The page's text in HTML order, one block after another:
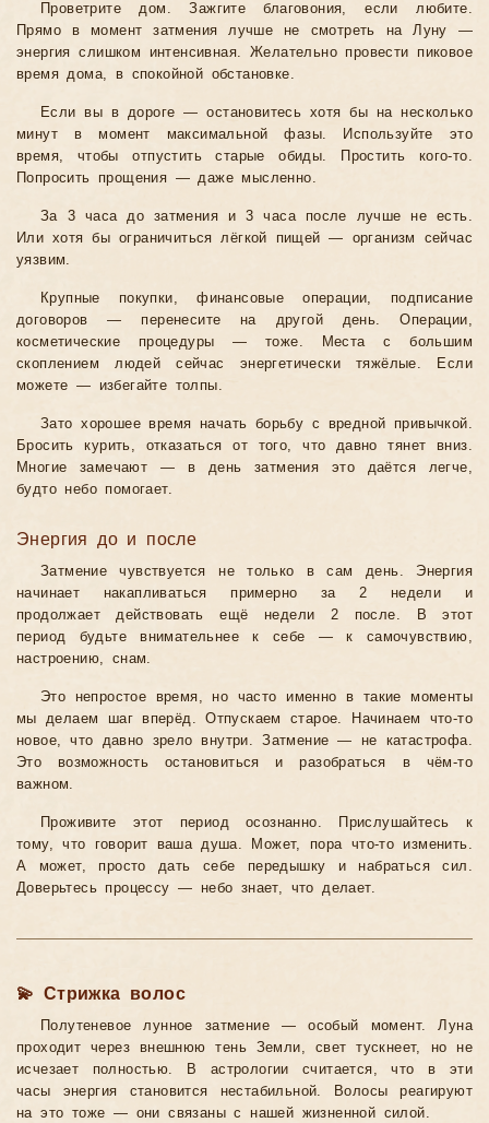
Проветрите дом. Зажгите благовония, если любите.
Прямо в момент затмения лучше не смотреть на Луну —
энергия слишком интенсивная. Желательно провести пиковое
время дома, в спокойной обстановке.
Если вы в дороге — остановитесь хотя бы на несколько
минут в момент максимальной фазы. Используйте это
время, чтобы отпустить старые обиды. Простить кого-то.
Попросить прощения — даже мысленно.
За 3 часа до затмения и 3 часа после лучше не есть.
Или хотя бы ограничиться лёгкой пищей — организм сейчас
уязвим.
Крупные покупки, финансовые операции, подписание
договоров — перенесите на другой день. Операции,
косметические процедуры — тоже. Места с большим
скоплением людей сейчас энергетически тяжёлые. Если
можете — избегайте толпы.
Зато хорошее время начать борьбу с вредной привычкой.
Бросить курить, отказаться от того, что давно тянет вниз.
Многие замечают — в день затмения это даётся легче,
будто небо помогает.
Энергия до и после
Затмение чувствуется не только в сам день. Энергия
начинает накапливаться примерно за 2 недели и
продолжает действовать ещё недели 2 после. В этот
период будьте внимательнее к себе — к самочувствию,
настроению, снам.
Это непростое время, но часто именно в такие моменты
мы делаем шаг вперёд. Отпускаем старое. Начинаем что-то
новое, что давно зрело внутри. Затмение — не катастрофа.
Это возможность остановиться и разобраться в чём-то
важном.
Проживите этот период осознанно. Прислушайтесь к
тому, что говорит ваша душа. Может, пора что-то изменить.
А может, просто дать себе передышку и набраться сил.
Доверьтесь процессу — небо знает, что делает.
💫 Стрижка волос
Полутеневое лунное затмение — особый момент. Луна
проходит через внешнюю тень Земли, свет тускнеет, но не
исчезает полностью. В астрологии считается, что в эти
часы энергия становится нестабильной. Волосы реагируют
на это тоже — они связаны с нашей жизненной силой.